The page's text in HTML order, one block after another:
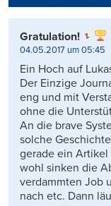
Gratulation!
04.05.2017 um 05:45
Ein Hoch auf
Der Einzige
eng und mit
ohne die
An die brave
solche
gerade ein Artikel
wohl sinken die
verdammten Job
nach etc. Dann